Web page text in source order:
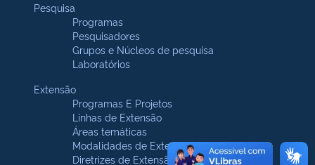
Pesquisa
Programas
Pesquisadores
Grupos e Núcleos de pesquisa
Laboratórios
Extensão
Programas E Projetos
Linhas de Extensão
Áreas temáticas
Modalidades de Extensão
Diretrizes de Extensão